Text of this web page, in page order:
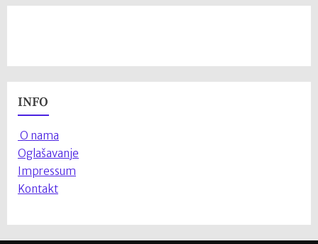
INFO
O nama
Oglašavanje
Impressum
Kontakt